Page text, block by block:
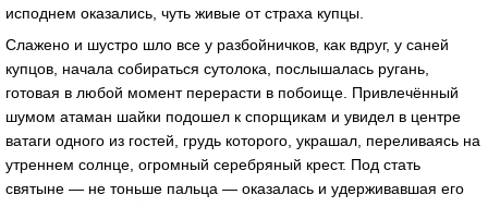
исподнем оказались, чуть живые от страха купцы.
Слажено и шустро шло все у разбойничков, как вдруг, у саней
купцов, начала собираться сутолока, послышалась ругань,
готовая в любой момент перерасти в побоище. Привлечённый
шумом атаман шайки подошел к спорщикам и увидел в центре
ватаги одного из гостей, грудь которого, украшал, переливаясь на
утреннем солнце, огромный серебряный крест. Под стать
святыне — не тоньше пальца — оказалась и удерживавшая его